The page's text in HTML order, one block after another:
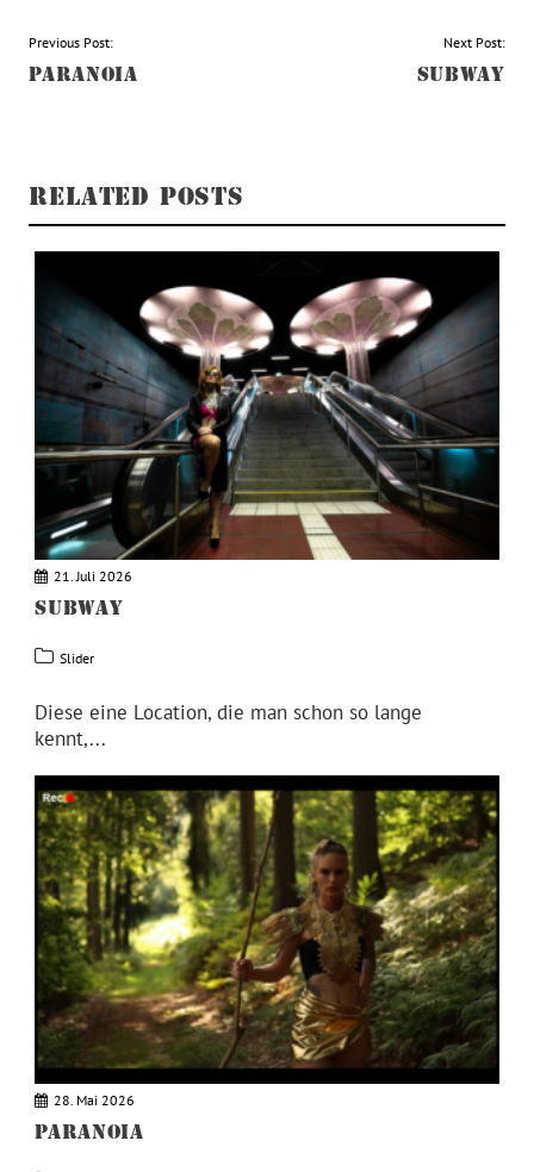
BEITRAGSNAVIGATION
Previous Post:
PARANOIA
Next Post:
SUBWAY
RELATED POSTS
21. Juli 2026
SUBWAY
Slider
Diese eine Location, die man schon so lange
kennt,...
28. Mai 2026
PARANOIA